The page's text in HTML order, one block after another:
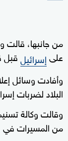
من جانبها، قالت
علىإسرائيلقبل
وأفادت وسائل
البلاد لضربات
وقالت وكالة
من المسيرات في